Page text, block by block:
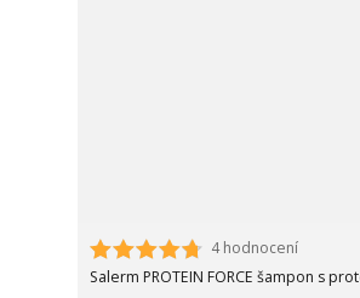
4 hodnocení
Salerm PROTEIN FORCE šampon s